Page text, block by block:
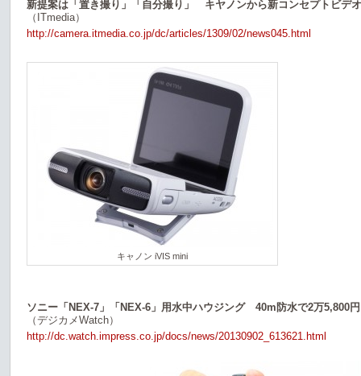
新提案は「置き撮り」「自分撮り」 キヤノンから新コンセプトビデ
（ITmedia）
http://camera.itmedia.co.jp/dc/articles/1309/02/news045.html
キャノン iVIS mini
ソニー「NEX-7」「NEX-6」用水中ハウジング 40m防水で2万5,800円
（デジカメWatch）
http://dc.watch.impress.co.jp/docs/news/20130902_613621.html